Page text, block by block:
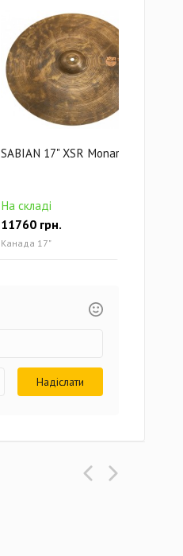
SABIAN 17" XSR Monarch
На складі
11760 грн.
Канада 17"